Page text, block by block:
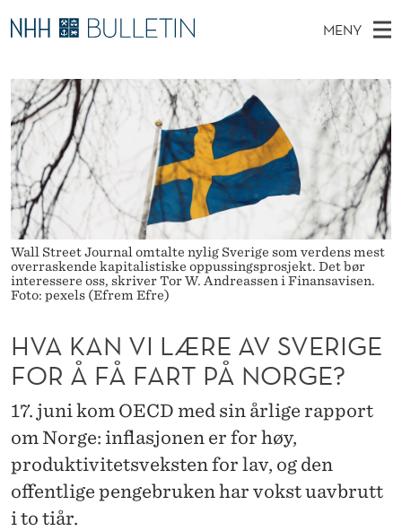
H
V
A
K
A
N
V
L
R
E
A
V
S
V
MENY
O
V
E
D
M
E
N
Y
Ø
K
I
N
E
T
T
S
T
E
D
E
Stipendiater og nye forskerprofiler
Disputaser
Ekspertutvalg
Om Bulletin
Wall Street Journal omtalte nylig Sverige som verdens mest
overraskende kapitalistiske oppussingsprosjekt. Det bør
interessere oss, skriver Tor W. Andreassen i Finansavisen.
Foto: pexels (Efrem Efre)
HVA KAN VI LÆRE AV SVERIGE
FOR Å FÅ FART PÅ NORGE?
17. juni kom OECD med sin årlige rapport
om Norge: inflasjonen er for høy,
produktivitetsveksten for lav, og den
offentlige pengebruken har vokst uavbrutt
i to tiår.